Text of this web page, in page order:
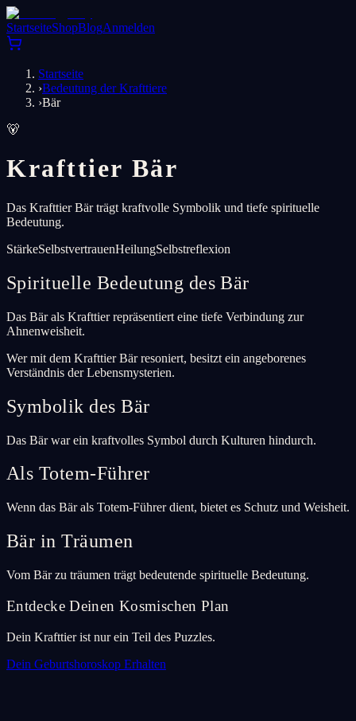
StartseiteShopBlogAnmelden
Startseite
›Bedeutung der Krafttiere
›Bär
🐻
Krafttier Bär
Das Krafttier Bär trägt kraftvolle Symbolik und tiefe spirituelle
Bedeutung.
StärkeSelbstvertrauenHeilungSelbstreflexion
Spirituelle Bedeutung des Bär
Das Bär als Krafttier repräsentiert eine tiefe Verbindung zur
Ahnenweisheit.
Wer mit dem Krafttier Bär resoniert, besitzt ein angeborenes
Verständnis der Lebensmysterien.
Symbolik des Bär
Das Bär war ein kraftvolles Symbol durch Kulturen hindurch.
Als Totem-Führer
Wenn das Bär als Totem-Führer dient, bietet es Schutz und Weisheit.
Bär in Träumen
Vom Bär zu träumen trägt bedeutende spirituelle Bedeutung.
Entdecke Deinen Kosmischen Plan
Dein Krafttier ist nur ein Teil des Puzzles.
Dein Geburtshoroskop Erhalten